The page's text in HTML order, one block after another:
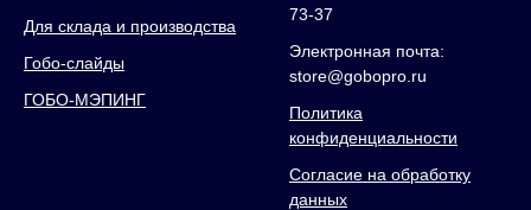
Для склада и производства
Гобо-слайды
ГОБО-МЭПИНГ
73-37
Электронная почта:
store@gobopro.ru
Политика
конфиденциальности
Согласие на обработку
данных